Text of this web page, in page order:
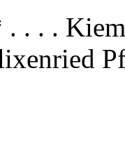
. . . .